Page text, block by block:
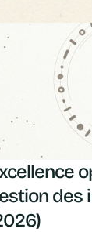
des